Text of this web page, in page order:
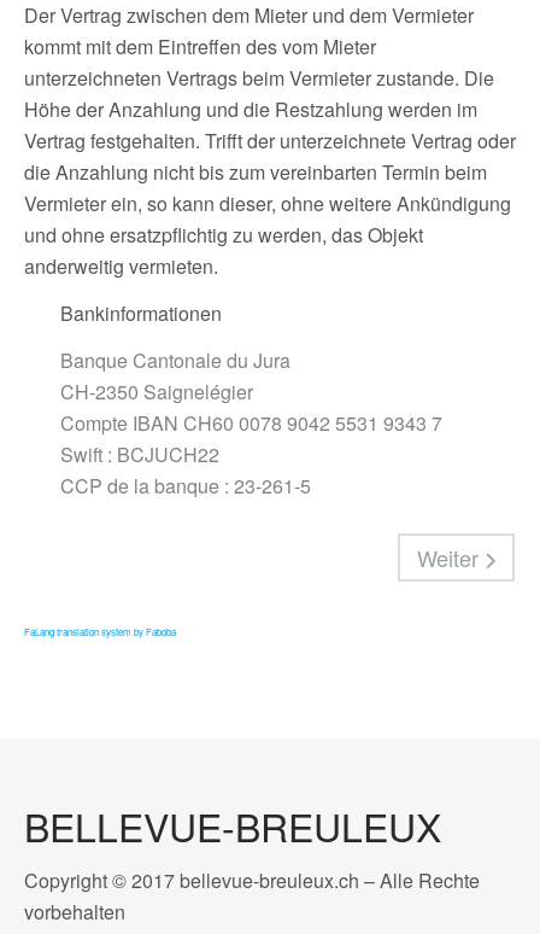
Der Vertrag zwischen dem Mieter und dem Vermieter
kommt mit dem Eintreffen des vom Mieter
unterzeichneten Vertrags beim Vermieter zustande. Die
Höhe der Anzahlung und die Restzahlung werden im
Vertrag festgehalten. Trifft der unterzeichnete Vertrag oder
die Anzahlung nicht bis zum vereinbarten Termin beim
Vermieter ein, so kann dieser, ohne weitere Ankündigung
und ohne ersatzpflichtig zu werden, das Objekt
anderweitig vermieten.
Bankinformationen
Banque Cantonale du Jura
CH-2350 Saignelégier
Compte IBAN CH60 0078 9042 5531 9343 7
Swift : BCJUCH22
CCP de la banque : 23-261-5
Weiter
FaLang translation system by Faboba
BELLEVUE-BREULEUX
Copyright © 2017 bellevue-breuleux.ch – Alle Rechte
vorbehalten